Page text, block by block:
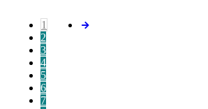
1
2
3
4
5
6
7